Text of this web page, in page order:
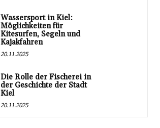
Wassersport in Kiel:
Möglichkeiten für
Kitesurfen, Segeln und
Kajakfahren
20.11.2025
Die Rolle der Fischerei in
der Geschichte der Stadt
Kiel
20.11.2025